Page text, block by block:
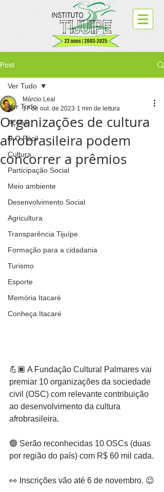
Post
Ver Tudo
Ações
D.O.Fácil
Cultura
Participação Social
Meio ambiente
Desenvolvimento Social
Agricultura
Transparência Tijuípe
Formação para a cidadania
Turismo
Esporte
Memória Itacaré
Conheça Itacaré
Ver Tudo
Organizações de cultura
afrobrasileira podem
concorrer a prêmios
Márcio Leal
17 de out. de 2023 1 min de leitura
💪🏿 A Fundação Cultural Palmares vai
premiar 10 organizações da sociedade
civil (OSC) com relevante contribuição
ao desenvolvimento da cultura
afrobrasileira.
🟢 Serão reconhecidas 10 OSCs (duas
por região do país) com R$ 60 mil cada.
👀 Inscrições vão até 6 de novembro. 😉